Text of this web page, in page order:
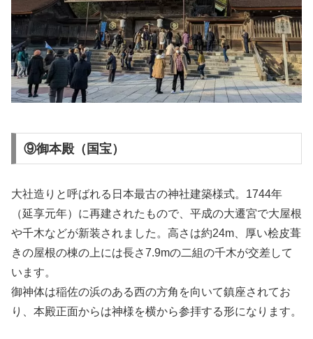
⑨御本殿（国宝）
大社造りと呼ばれる日本最古の神社建築様式。1744年
（延享元年）に再建されたもので、平成の大遷宮で大屋根
や千木などが新装されました。高さは約24m、厚い桧皮葺
きの屋根の棟の上には長さ7.9mの二組の千木が交差して
います。
御神体は稲佐の浜のある西の方角を向いて鎮座されてお
り、本殿正面からは神様を横から参拝する形になります。